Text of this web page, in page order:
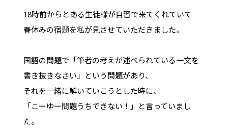
18時前からとある生徒様が自習で来てくれていて
春休みの宿題を私が見させていただきました。
国語の問題で「筆者の考えが述べられている一文を
書き抜きなさい」という問題があり、
それを一緒に解いていこうとした時に、
「こーゆー問題うちできない！」と言っていまし
た。